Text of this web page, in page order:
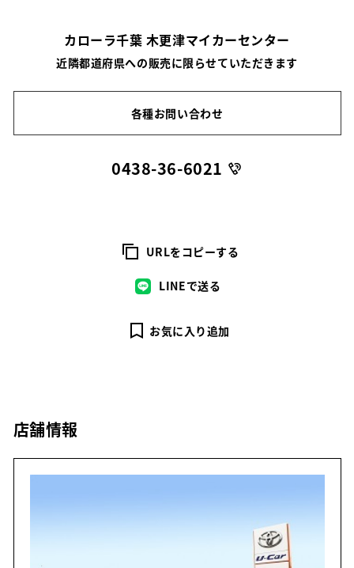
カローラ千葉 木更津マイカーセンター
近隣都道府県への販売に限らせていただきます
各種お問い合わせ
0438-36-6021
URLをコピーする
LINEで送る
お気に入り追加
店舗情報